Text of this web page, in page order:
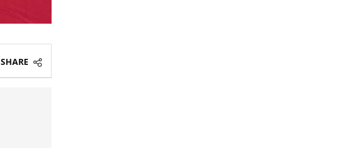
SHARE